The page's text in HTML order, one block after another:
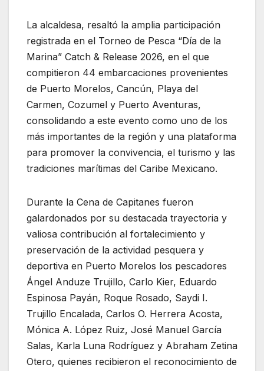
La alcaldesa, resaltó la amplia participación
registrada en el Torneo de Pesca “Día de la
Marina” Catch & Release 2026, en el que
compitieron 44 embarcaciones provenientes
de Puerto Morelos, Cancún, Playa del
Carmen, Cozumel y Puerto Aventuras,
consolidando a este evento como uno de los
más importantes de la región y una plataforma
para promover la convivencia, el turismo y las
tradiciones marítimas del Caribe Mexicano.
Durante la Cena de Capitanes fueron
galardonados por su destacada trayectoria y
valiosa contribución al fortalecimiento y
preservación de la actividad pesquera y
deportiva en Puerto Morelos los pescadores
Ángel Anduze Trujillo, Carlo Kier, Eduardo
Espinosa Payán, Roque Rosado, Saydi I.
Trujillo Encalada, Carlos O. Herrera Acosta,
Mónica A. López Ruiz, José Manuel García
Salas, Karla Luna Rodríguez y Abraham Zetina
Otero, quienes recibieron el reconocimiento de